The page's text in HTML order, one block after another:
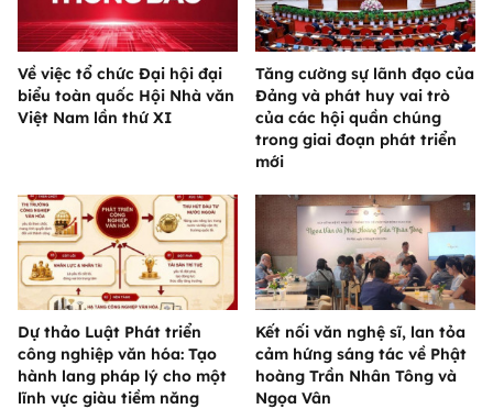
Về việc tổ chức Đại hội đại
biểu toàn quốc Hội Nhà văn
Việt Nam lần thứ XI
Tăng cường sự lãnh đạo của
Đảng và phát huy vai trò
của các hội quần chúng
trong giai đoạn phát triển
mới
Dự thảo Luật Phát triển
công nghiệp văn hóa: Tạo
hành lang pháp lý cho một
lĩnh vực giàu tiềm năng
Kết nối văn nghệ sĩ, lan tỏa
cảm hứng sáng tác về Phật
hoàng Trần Nhân Tông và
Ngọa Vân